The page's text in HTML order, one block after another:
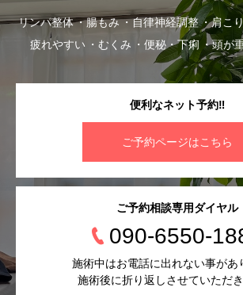
リンパ整体 腸もみ 自律神経調整 肩こり
疲れやすい
むくみ 便秘・下痢 頭が
便利なネット予約‼︎
ご予約ページはこちら
ご予約相談専用ダイヤル
090-6550-
施術中はお電話に出れない事があ
施術後に折り返しさせていただき